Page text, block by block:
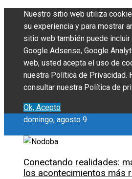
Nuestro sitio web utiliza
su experiencia y para mostrar
sitio web también puede
Google Adsense, Google
web, usted acepta el uso de
nuestra Política de Privacidad.
consultar nuestra Política de
Ok, Acepto
domingo, agosto 9
Conectando realidades:
los acontecimientos más